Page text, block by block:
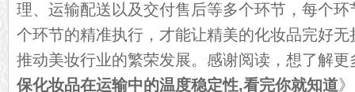
理、运输配送以及交付售后等多个环节，每个
个环节的精准执行，才能让精美的化妆品完好
推动美妆行业的繁荣发展。感谢阅读，想了解
保化妆品在运输中的温度稳定性,看完你就知道